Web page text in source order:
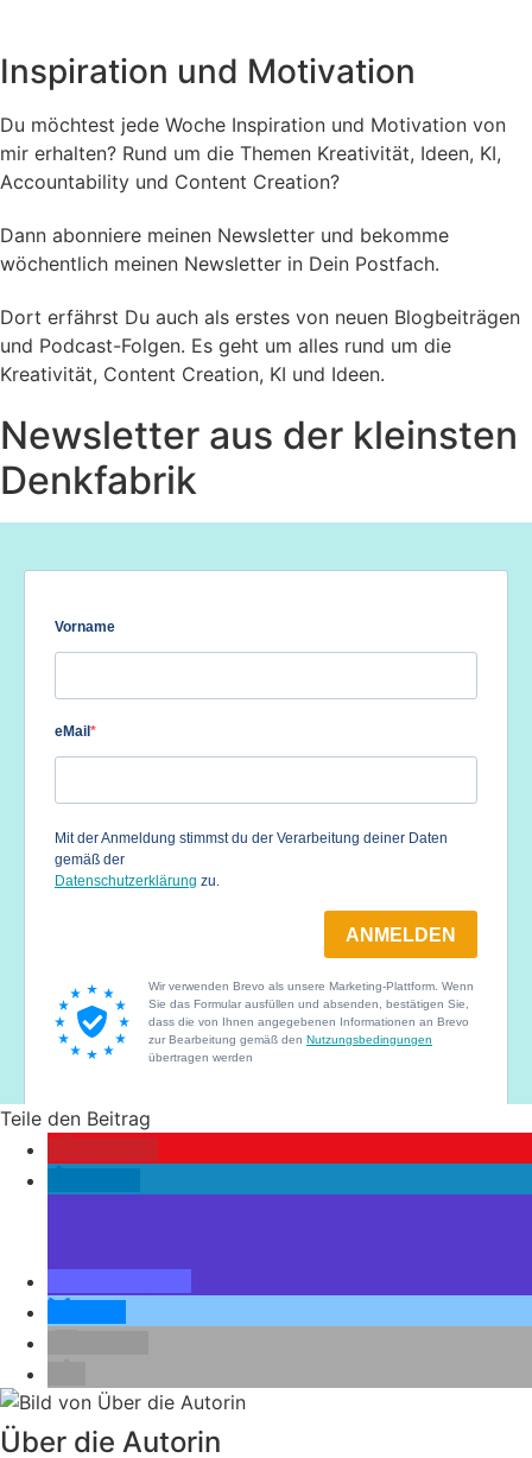
Inspiration und Motivation
Du möchtest jede Woche Inspiration und Motivation von
mir erhalten? Rund um die Themen Kreativität, Ideen, KI,
Accountability und Content Creation?
Dann abonniere meinen Newsletter und bekomme
wöchentlich meinen Newsletter in Dein Postfach.
Dort erfährst Du auch als erstes von neuen Blogbeiträgen
und Podcast-Folgen. Es geht um alles rund um die
Kreativität, Content Creation, KI und Ideen.
Newsletter aus der kleinsten
Denkfabrik
Teile den Beitrag
Über die Autorin